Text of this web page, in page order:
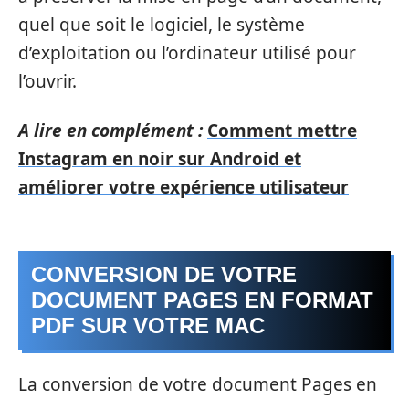
quel que soit le logiciel, le système
d’exploitation ou l’ordinateur utilisé pour
l’ouvrir.
A lire en complément : Comment mettre
Instagram en noir sur Android et
améliorer votre expérience utilisateur
CONVERSION DE VOTRE
DOCUMENT PAGES EN FORMAT
PDF SUR VOTRE MAC
La conversion de votre document Pages en